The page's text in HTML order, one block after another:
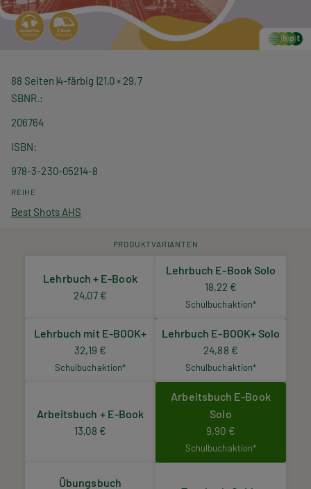
88 Seiten 4-färbig 21,0 × 29,7
SBNR.
206764
ISBN
978-3-230-05214-8
REIHE
Best Shots AHS
PRODUKTVARIANTEN
Lehrbuch + E-Book
24,07 €
Lehrbuch E-Book Solo
18,22 €
Schulbuchaktion*
Lehrbuch mit E-BOOK+
32,19 €
Schulbuchaktion*
Lehrbuch E-BOOK+ Solo
24,88 €
Schulbuchaktion*
Arbeitsbuch + E-Book
13,08 €
Arbeitsbuch E-Book
Solo
9,90 €
Schulbuchaktion*
Übungsbuch